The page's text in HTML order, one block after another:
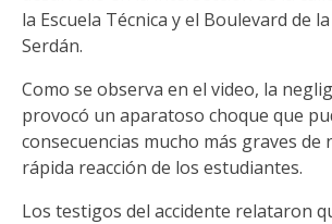
la Escuela Técnica y el Boulevard de
Serdán.
Como se observa en el video, la
provocó un aparatoso choque que
consecuencias mucho más graves de
rápida reacción de los estudiantes.
Los testigos del accidente relataron